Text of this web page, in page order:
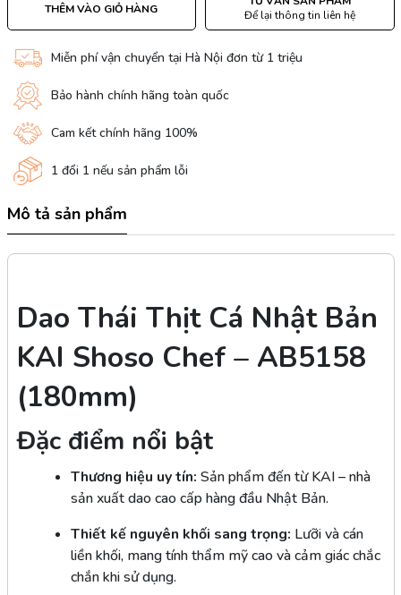
THÊM VÀO GIỎ HÀNG
Để lại thông tin liên hệ
Miễn phí vận chuyển tại Hà Nội đơn từ 1 triệu
Bảo hành chính hãng toàn quốc
Cam kết chính hãng 100%
1 đổi 1 nếu sản phẩm lỗi
Mô tả sản phẩm
Dao Thái Thịt Cá Nhật Bản
KAI Shoso Chef – AB5158
(180mm)
Đặc điểm nổi bật
Thương hiệu uy tín: Sản phẩm đến từ KAI – nhà
sản xuất dao cao cấp hàng đầu Nhật Bản.
Thiết kế nguyên khối sang trọng: Lưỡi và cán
liền khối, mang tính thẩm mỹ cao và cảm giác chắc
chắn khi sử dụng.